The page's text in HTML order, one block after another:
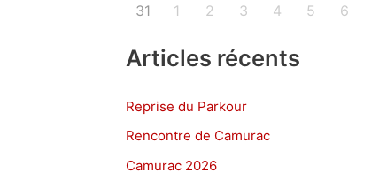
31
1 2 3 4 5 6
Articles récents
Reprise du Parkour
Rencontre de Camurac
Camurac 2026